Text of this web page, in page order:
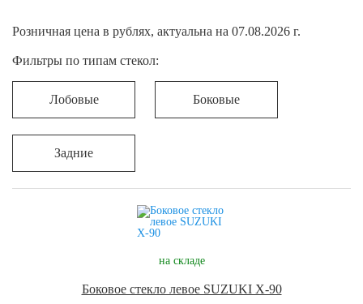
Розничная цена в рублях, актуальна на 07.08.2026 г.
Фильтры по типам стекол:
Лобовые Боковые
Задние
на складе
Боковое стекло левое SUZUKI X-90